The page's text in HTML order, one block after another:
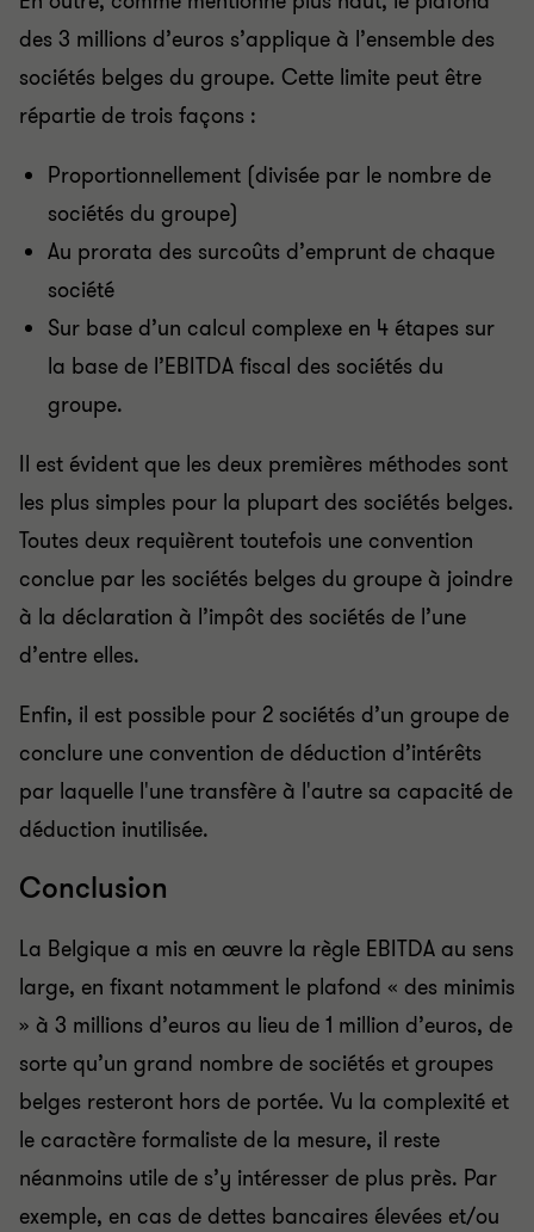
des 3 millions d’euros s’applique à l’ensemble des
sociétés belges du groupe. Cette limite peut être
répartie de trois façons :
Proportionnellement (divisée par le nombre de
sociétés du groupe)
Au prorata des surcoûts d’emprunt de chaque
société
Sur base d’un calcul complexe en 4 étapes sur
la base de l’EBITDA fiscal des sociétés du
groupe.
Il est évident que les deux premières méthodes sont
les plus simples pour la plupart des sociétés belges.
Toutes deux requièrent toutefois une convention
conclue par les sociétés belges du groupe à joindre
à la déclaration à l’impôt des sociétés de l’une
d’entre elles.
Enfin, il est possible pour 2 sociétés d’un groupe de
conclure une convention de déduction d’intérêts
par laquelle l'une transfère à l'autre sa capacité de
déduction inutilisée.
Conclusion
La Belgique a mis en œuvre la règle EBITDA au sens
large, en fixant notamment le plafond « des minimis
» à 3 millions d’euros au lieu de 1 million d’euros, de
sorte qu’un grand nombre de sociétés et groupes
belges resteront hors de portée. Vu la complexité et
le caractère formaliste de la mesure, il reste
néanmoins utile de s’y intéresser de plus près. Par
exemple, en cas de dettes bancaires élevées et/ou